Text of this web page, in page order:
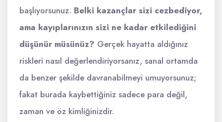
başlıyorsunuz. Belki kazançlar sizi cezbediyor,
ama kayıplarınızın sizi ne kadar etkilediğini
düşünür müsünüz? Gerçek hayatta aldığınız
riskleri nasıl değerlendiriyorsanız, sanal ortamda
da benzer şekilde davranabilmeyi umuyorsunuz;
fakat burada kaybettiğiniz sadece para değil,
zaman ve öz kimliğinizdir.